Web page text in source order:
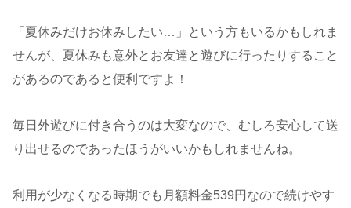
「夏休みだけお休みしたい…」という方もいるかもしれま
せんが、夏休みも意外とお友達と遊びに行ったりすること
があるのであると便利ですよ！
毎日外遊びに付き合うのは大変なので、むしろ安心して送
り出せるのであったほうがいいかもしれませんね。
利用が少なくなる時期でも月額料金539円なので続けやす